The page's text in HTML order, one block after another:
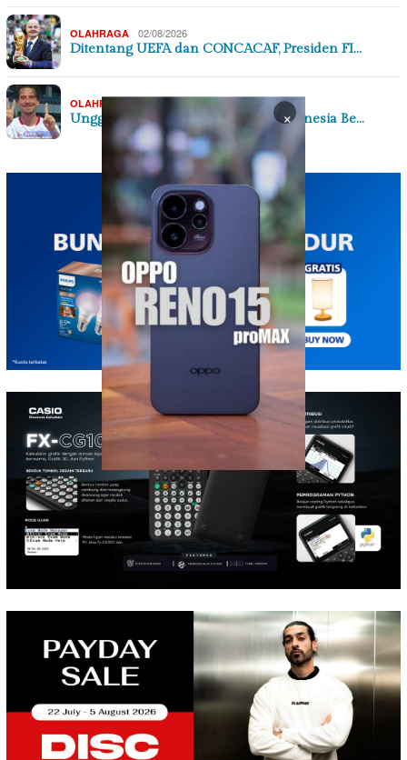
OLAHRAGA 02/08/2026
Ditentang UEFA dan CONCACAF, Presiden FI…
OLAHRAGA
Unggul Jumlah Pemain Timnas Indonesia Be…
×